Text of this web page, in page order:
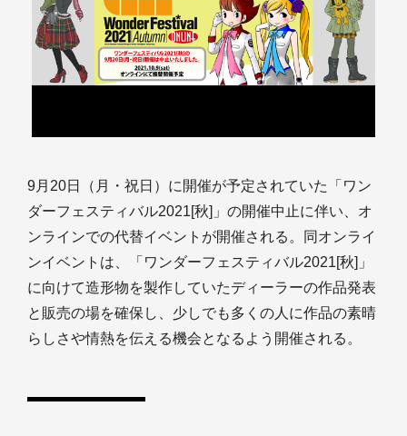
9月20日（月・祝日）に開催が予定されていた「ワン
ダーフェスティバル2021[秋]」の開催中止に伴い、オ
ンラインでの代替イベントが開催される。同オンライ
ンイベントは、「ワンダーフェスティバル2021[秋]」
に向けて造形物を製作していたディーラーの作品発表
と販売の場を確保し、少しでも多くの人に作品の素晴
らしさや情熱を伝える機会となるよう開催される。